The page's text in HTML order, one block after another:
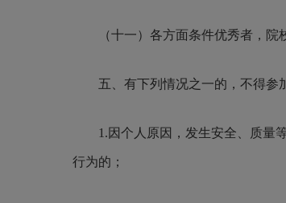
（十一） 各方面条件优秀者，院
五、有下列情况之一的，不得参
1.因个人原因，发生安全、质量
行为的；